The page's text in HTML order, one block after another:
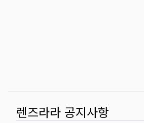
렌즈라라 공지사항